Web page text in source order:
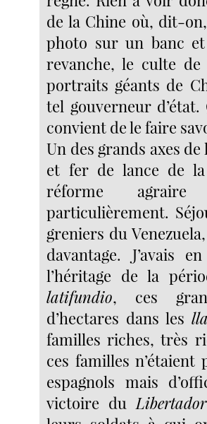
de la Chine où, dit-
photo sur un banc
revanche, le culte
portraits géants de
tel gouverneur
convient de le faire
Un des grands axes
et fer de lance de
réforme
particulièrement.
greniers du
davantage. J’avais
l’héritage de la
latifundio, ces
d’hectares dans les
familles riches, très
ces familles n’étaient
espagnols mais
victoire duLibertador